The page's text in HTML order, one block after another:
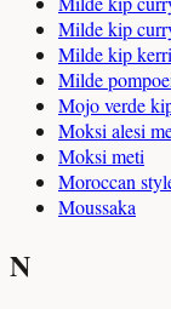
Milde kip
Milde kip
Milde
Mojo verde
Moksi alesi
Moksi meti
Moroccan
Moussaka
N